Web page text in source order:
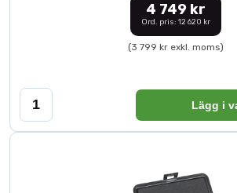
4 749 kr
Ord. pris: 12 620 kr
(3 799 kr exkl. moms)
Lägg i